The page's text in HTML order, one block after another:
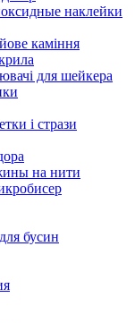
наклейки
каміння
для шейкера
і стрази
на нити
бусин